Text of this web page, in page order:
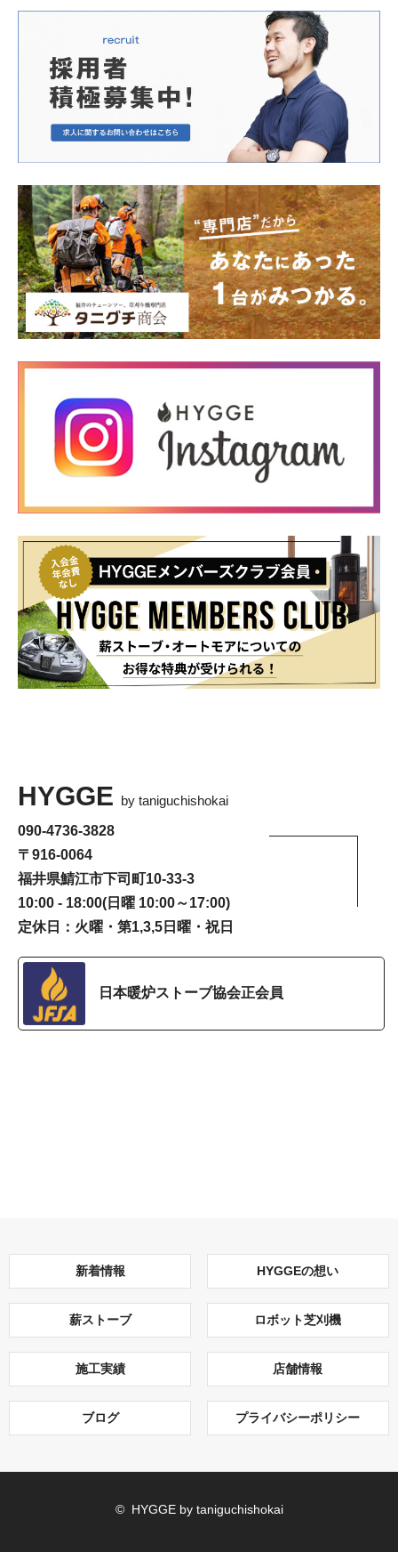
HYGGE by taniguchishokai
090-4736-3828
〒916-0064
福井県鯖江市下司町10-33-3
10:00 - 18:00(日曜 10:00～17:00)
定休日：火曜・第1,3,5日曜・祝日
日本暖炉ストーブ協会正会員
新着情報 HYGGEの想い
薪ストーブ ロボット芝刈機
施工実績 店舗情報
ブログ プライバシーポリシー
© HYGGE by taniguchishokai